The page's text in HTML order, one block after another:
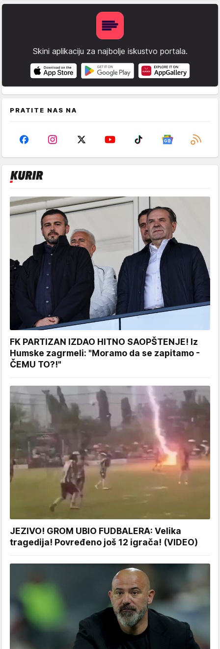
Skini aplikaciju za najbolje iskustvo portala.
PRATITE NAS NA
FK PARTIZAN IZDAO HITNO SAOPŠTENJE! Iz
Humske zagrmeli: "Moramo da se zapitamo -
ČEMU TO?!"
JEZIVO! GROM UBIO FUDBALERA: Velika
tragedija! Povređeno još 12 igrača! (VIDEO)